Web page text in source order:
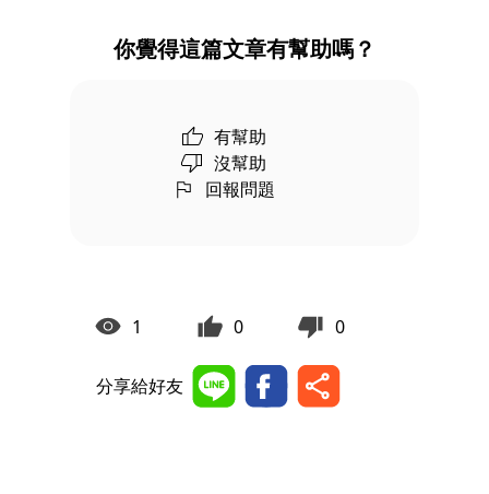
你覺得這篇文章有幫助嗎？
有幫助
沒幫助
回報問題
1 0 0
分享給好友